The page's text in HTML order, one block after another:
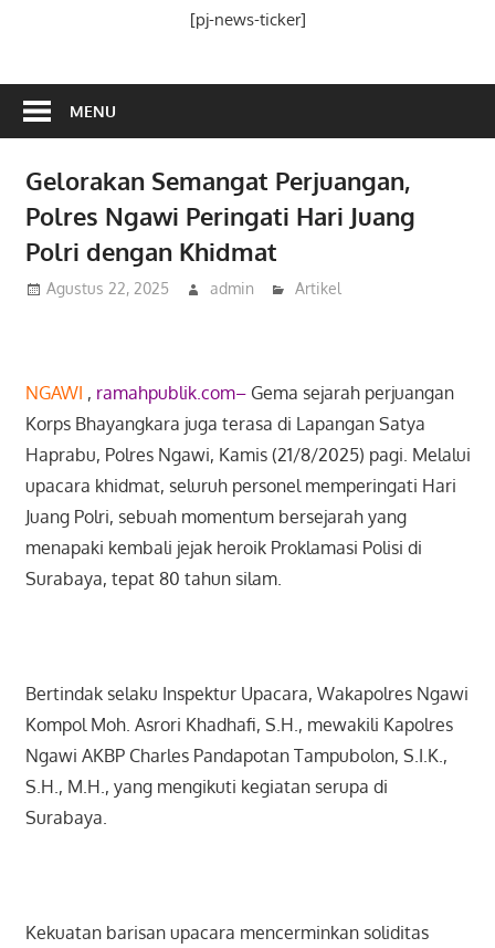
[pj-news-ticker]
MENU
Gelorakan Semangat Perjuangan,
Polres Ngawi Peringati Hari Juang
Polri dengan Khidmat
Agustus 22, 2025 admin Artikel
NGAWI , ramahpublik.com–Gema sejarah perjuangan
Korps Bhayangkara juga terasa di Lapangan Satya
Haprabu, Polres Ngawi, Kamis (21/8/2025) pagi. Melalui
upacara khidmat, seluruh personel memperingati Hari
Juang Polri, sebuah momentum bersejarah yang
menapaki kembali jejak heroik Proklamasi Polisi di
Surabaya, tepat 80 tahun silam.
Bertindak selaku Inspektur Upacara, Wakapolres Ngawi
Kompol Moh. Asrori Khadhafi, S.H., mewakili Kapolres
Ngawi AKBP Charles Pandapotan Tampubolon, S.I.K.,
S.H., M.H., yang mengikuti kegiatan serupa di
Surabaya.
Kekuatan barisan upacara mencerminkan soliditas